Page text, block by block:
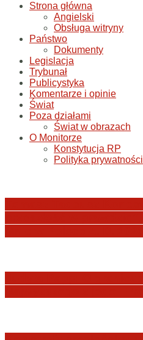
Strona główna
Angielski
Obsługa witryny
Państwo
Dokumenty
Legislacja
Trybunał
Publicystyka
Komentarze i opinie
Świat
Poza działami
Świat w obrazach
O Monitorze
Konstytucja RP
Polityka prywatności